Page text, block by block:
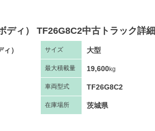
ディ） TF26G8C2中古トラック詳細
） サイズ 大型
最大積載量 19,600kg
車両型式 TF26G8C2
在庫場所 茨城県